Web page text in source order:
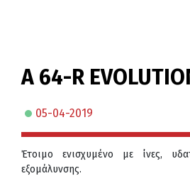
A 64-R
05-04-2019
Έτοιμο ενισχυμένο με ίνες,
εξομάλυνσης.